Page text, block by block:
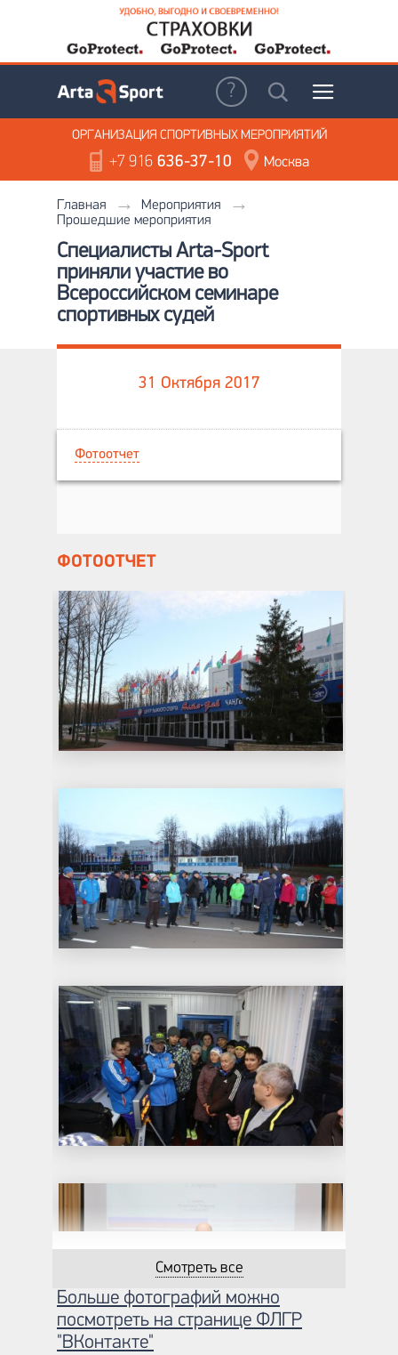
ОРГАНИЗАЦИЯ СПОРТИВНЫХ МЕРОПРИЯТИЙ
+7 916636-37-10 Москва
Главная
Мероприятия
Прошедшие мероприятия
Специалисты Arta-Sport
приняли участие во
Всероссийском семинаре
спортивных судей
31 Октября 2017
Фотоотчет
ФОТООТЧЕТ
Смотреть все
Больше фотографий можно
посмотреть на странице ФЛГР
"ВКонтакте"